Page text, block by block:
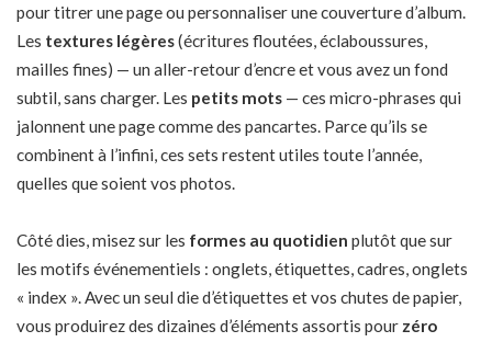
pour titrer une page ou personnaliser une couverture d’album.
Les textures légères(écritures floutées, éclaboussures,
mailles fines) — un aller-retour d’encre et vous avez un fond
subtil, sans charger. Les petits mots — ces micro-phrases qui
jalonnent une page comme des pancartes. Parce qu’ils se
combinent à l’infini, ces sets restent utiles toute l’année,
quelles que soient vos photos.
Côté dies, misez sur les formes au quotidien plutôt que sur
les motifs événementiels : onglets, étiquettes, cadres, onglets
« index ». Avec un seul die d’étiquettes et vos chutes de papier,
vous produirez des dizaines d’éléments assortis pour zéro